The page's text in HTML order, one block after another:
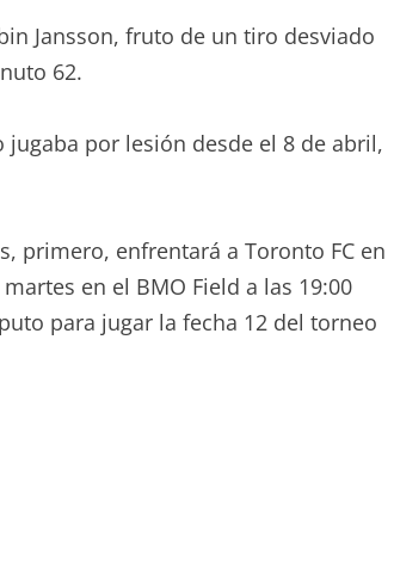
Jansson, fruto de un tiro desviado
62.
por lesión desde el 8 de abril,
primero, enfrentará a Toronto FC en
en el BMO Field a las 19:00
para jugar la fecha 12 del torneo